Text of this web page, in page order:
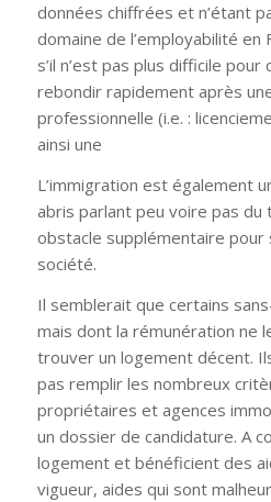
données chiffrées et n’étant
domaine de l’employabilité en
s’il n’est pas plus difficile
rebondir rapidement après
professionnelle (i.e. :
ainsi une
L’immigration est également
abris parlant peu voire pas du
obstacle supplémentaire pour
société.
Il semblerait que certains
mais dont la rémunération ne
trouver un logement décent.
pas remplir les nombreux
propriétaires et agences
un dossier de candidature. A
logement et bénéficient des
vigueur, aides qui sont